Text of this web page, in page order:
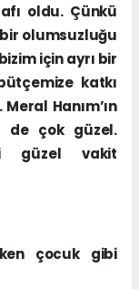
oldu. Çünkü
olumsuzluğu
için ayrı bir
katkı
Hanım’ın
de çok güzel.
güzel vakit
çocuk gibi